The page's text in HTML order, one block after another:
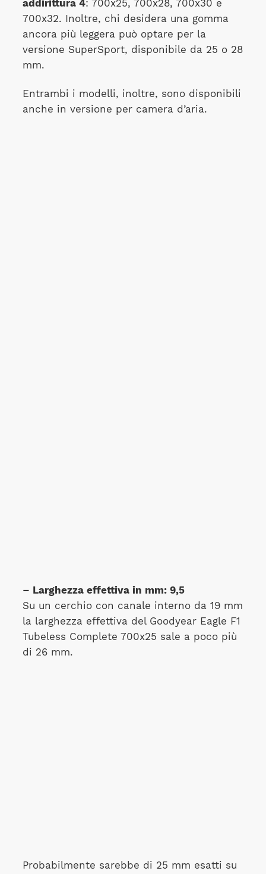
addirittura 4: 700x25, 700x28, 700x30 e
700x32. Inoltre, chi desidera una gomma
ancora più leggera può optare per la
versione SuperSport, disponibile da 25 o 28
mm.
Entrambi i modelli, inoltre, sono disponibili
anche in versione per camera d’aria.
– Larghezza effettiva in mm: 9,5
Su un cerchio con canale interno da 19 mm
la larghezza effettiva del Goodyear Eagle F1
Tubeless Complete 700x25 sale a poco più
di 26 mm.
Probabilmente sarebbe di 25 mm esatti su